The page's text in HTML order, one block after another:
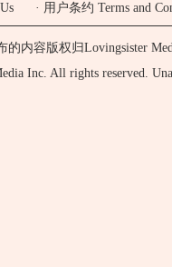
· 用户条约 Terms and
的内容版权归Lovingsister
Inc. All rights reserved.